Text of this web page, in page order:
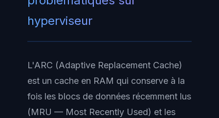
hyperviseur
L'ARC (Adaptive Replacement Cache)
est un cache en RAM qui conserve à la
fois les blocs de données récemment lus
(MRU — Most Recently Used) et les